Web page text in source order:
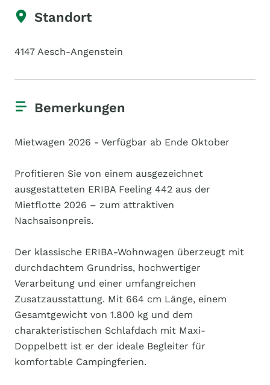
Standort
4147 Aesch-Angenstein
Bemerkungen
Mietwagen 2026 - Verfügbar ab Ende Oktober
Profitieren Sie von einem ausgezeichnet
ausgestatteten ERIBA Feeling 442 aus der
Mietflotte 2026 – zum attraktiven
Nachsaisonpreis.
Der klassische ERIBA-Wohnwagen überzeugt mit
durchdachtem Grundriss, hochwertiger
Verarbeitung und einer umfangreichen
Zusatzausstattung. Mit 664 cm Länge, einem
Gesamtgewicht von 1.800 kg und dem
charakteristischen Schlafdach mit Maxi-
Doppelbett ist er der ideale Begleiter für
komfortable Campingferien.